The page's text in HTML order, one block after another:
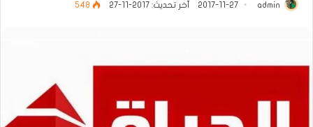
admin
2017-11-27 آخر تحديث: 2017-11-27 548